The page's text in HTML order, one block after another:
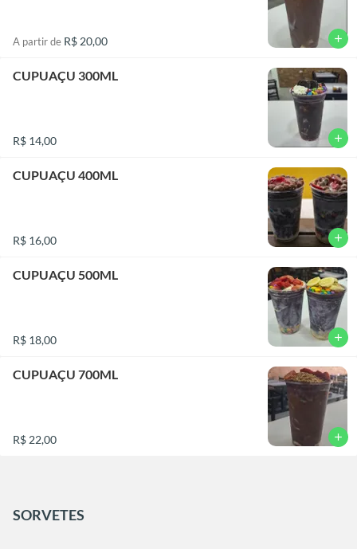
A partir de R$ 20,00 add
CUPUAÇU 300ML
R$ 14,00 add
CUPUAÇU 400ML
R$ 16,00 add
CUPUAÇU 500ML
R$ 18,00 add
CUPUAÇU 700ML
R$ 22,00 add
SORVETES